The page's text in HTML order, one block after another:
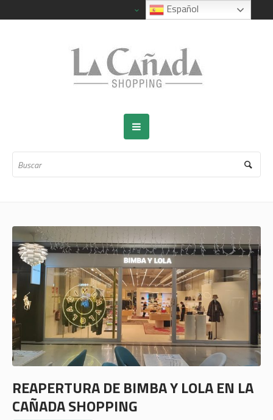
REAPERTURA DE BIMBA Y LOLA EN LA
CAÑADA SHOPPING
Español